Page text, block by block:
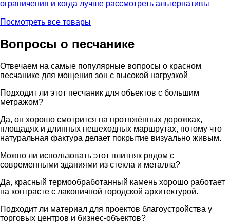
ограничения и когда лучше рассмотреть альтернативы
Посмотреть все товары
Вопросы о песчанике
Отвечаем на самые популярные вопросы о красном
песчанике для мощения зон с высокой нагрузкой
Подходит ли этот песчаник для объектов с большим
метражом?
Да, он хорошо смотрится на протяжённых дорожках,
площадях и длинных пешеходных маршрутах, потому что
натуральная фактура делает покрытие визуально живым.
Можно ли использовать этот плитняк рядом с
современными зданиями из стекла и металла?
Да, красный термообработанный камень хорошо работает
на контрасте с лаконичной городской архитектурой.
Подходит ли материал для проектов благоустройства у
торговых центров и бизнес-объектов?